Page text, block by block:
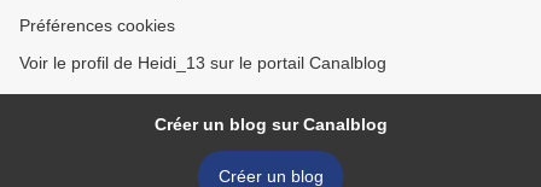
Préférences cookies
Voir le profil de Heidi_13 sur le portail Canalblog
Créer un blog sur Canalblog
Créer un blog